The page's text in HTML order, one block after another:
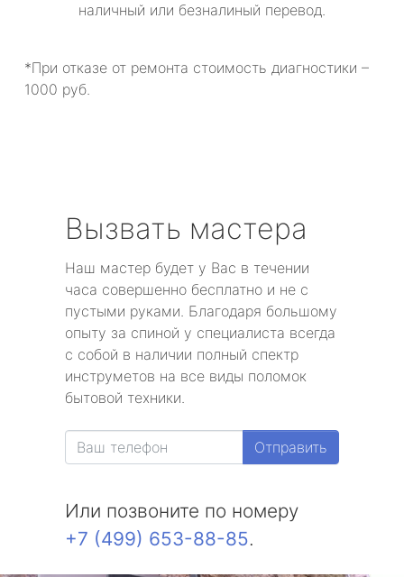
наличный или безналиный перевод.
*При отказе от ремонта стоимость диагностики –
1000 руб.
Вызвать мастера
Наш мастер будет у Вас в течении
часа совершенно бесплатно и не с
пустыми руками. Благодаря большому
опыту за спиной у специалиста всегда
с собой в наличии полный спектр
инструметов на все виды поломок
бытовой техники.
Отправить
Или позвоните по номеру
+7 (499) 653-88-85.